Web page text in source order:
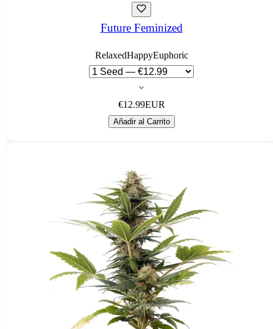
Future Feminized
RelaxedHappyEuphoric
€12.99EUR
Añadir al Carrito